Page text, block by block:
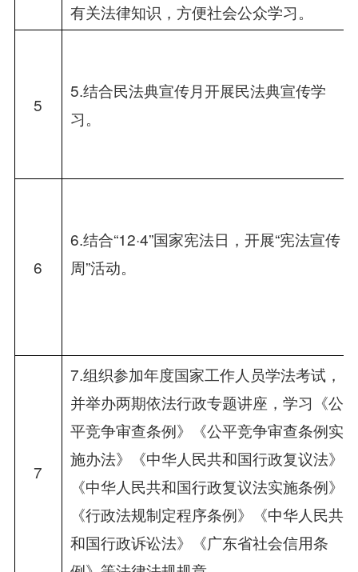
有关法律知识，方便社会公众学习。
5
5.结合民法典宣传月开展民法典宣传学
习。
6
6.结合“12·4”国家宪法日，开展“宪法宣传
周”活动。
7
7.组织参加年度国家工作人员学法考试，
并举办两期依法行政专题讲座，学习《公
平竞争审查条例》《公平竞争审查条例实
施办法》《中华人民共和国行政复议法》
《中华人民共和国行政复议法实施条例》
《行政法规制定程序条例》《中华人民共
和国行政诉讼法》《广东省社会信用条